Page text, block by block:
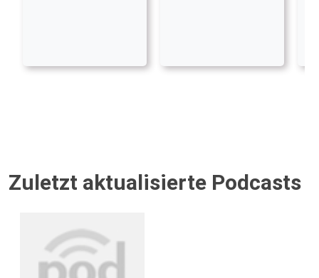
Zuletzt aktualisierte Podcasts